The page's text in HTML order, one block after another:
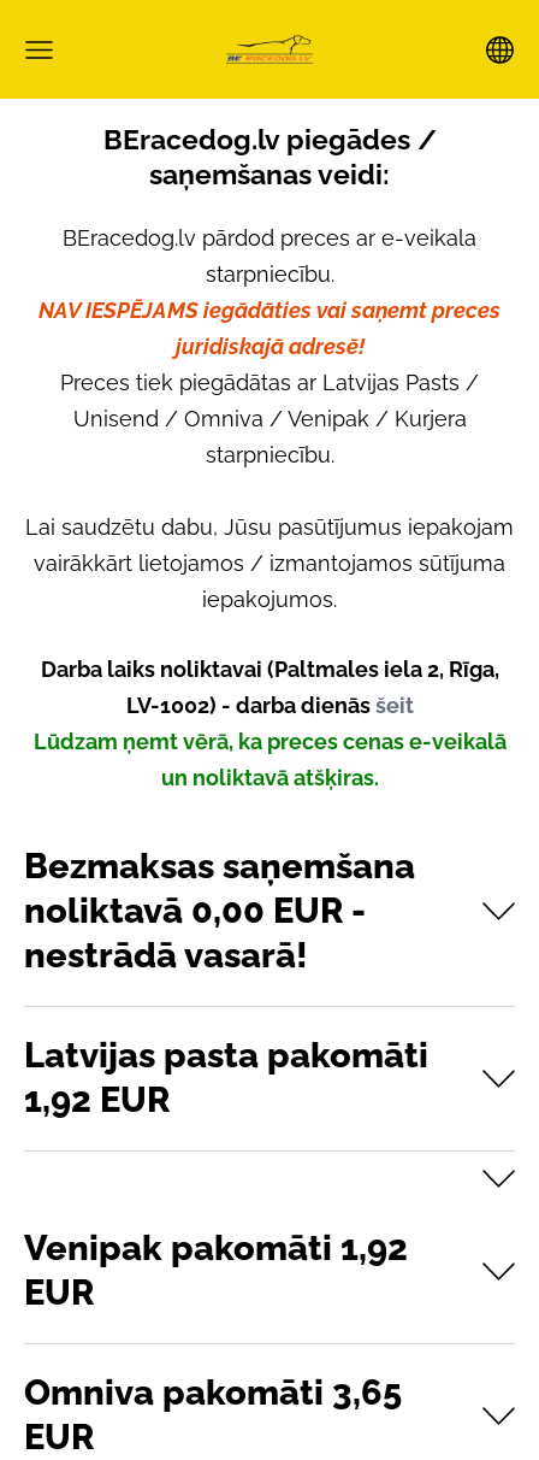
BEracedog.lv piegādes /
saņemšanas veidi:
BEracedog.lv pārdod preces ar e-veikala
starpniecību.
NAV IESPĒJAMS iegādāties vai saņemt preces
juridiskajā adresē!
Preces tiek piegādātas ar Latvijas Pasts /
Unisend / Omniva / Venipak / Kurjera
starpniecību.
Lai saudzētu dabu, Jūsu pasūtījumus iepakojam
vairākkārt lietojamos / izmantojamos sūtījuma
iepakojumos.
Darba laiks noliktavai (Paltmales iela 2, Rīga,
LV-1002) - darba dienāsšeit
Lūdzam ņemt vērā, ka preces cenas e-veikalā
un noliktavā atšķiras.
Bezmaksas saņemšana
noliktavā 0,00 EUR -
nestrādā vasarā!
Latvijas pasta pakomāti
1,92 EUR
Venipak pakomāti 1,92
EUR
Omniva pakomāti 3,65
EUR